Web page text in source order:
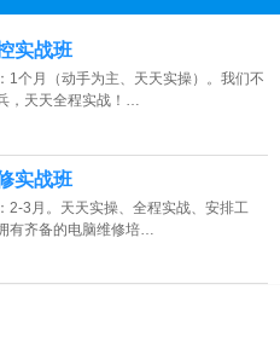
实战班
1个月（动手为主、天天实操）。我们不
，天天全程实战！…
实战班
2-3月。天天实操、全程实战、安排工
有齐备的电脑维修培…